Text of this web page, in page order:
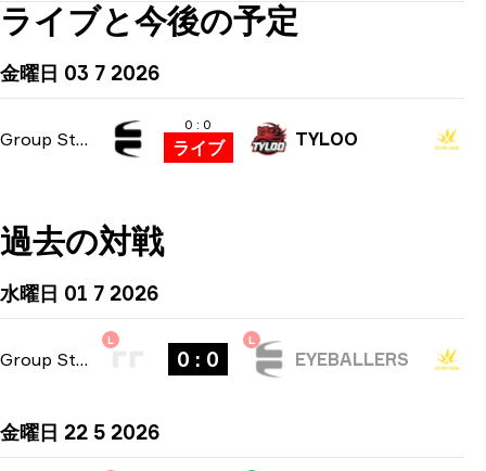
ライブと今後の予定
金曜日 03 7 2026
Group Stage
0 : 0
ライブ TYLOO
過去の対戦
水曜日 01 7 2026
Group Stage
L
0 : 0
L
EYEBALLERS
金曜日 22 5 2026